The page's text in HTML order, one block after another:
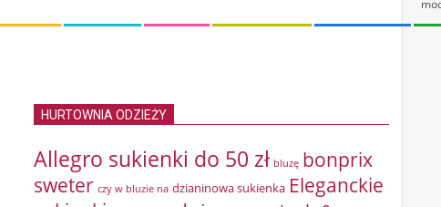
HURTOWNIA ODZIEŻY
Allegro sukienki do 50 zł bluzę bonprix
sweter czy w bluzie na dzianinowa sukienka Eleganckie